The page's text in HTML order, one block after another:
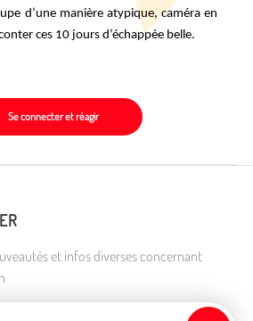
d’une manière atypique, caméra en
ces 10 jours d’échappée belle.
Se connecter et réagir
et infos diverses concernant